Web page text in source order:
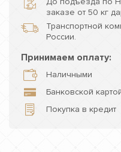
заказе от 50 кг
Транспортной
России.
Принимаем оплату:
Наличными
Банковской
Покупка в кредит